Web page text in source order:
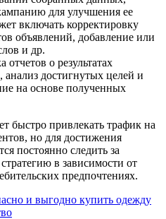
для улучшения ее
включать корректировку
объявлений, добавление или
и др.
отчетов о результатах
достигнутых целей и
на основе полученных
быстро привлекать трафик на
но для достижения
постоянно следить за
в зависимости от
предпочтениях.
и выгодно купить одежду